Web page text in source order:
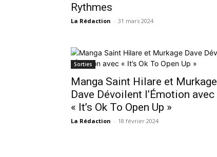
Rythmes
La Rédaction - 31 mars 2024
Sorties
Manga Saint Hilare et Murkage
Dave Dévoilent l’Émotion avec
« It’s Ok To Open Up »
La Rédaction - 18 février 2024